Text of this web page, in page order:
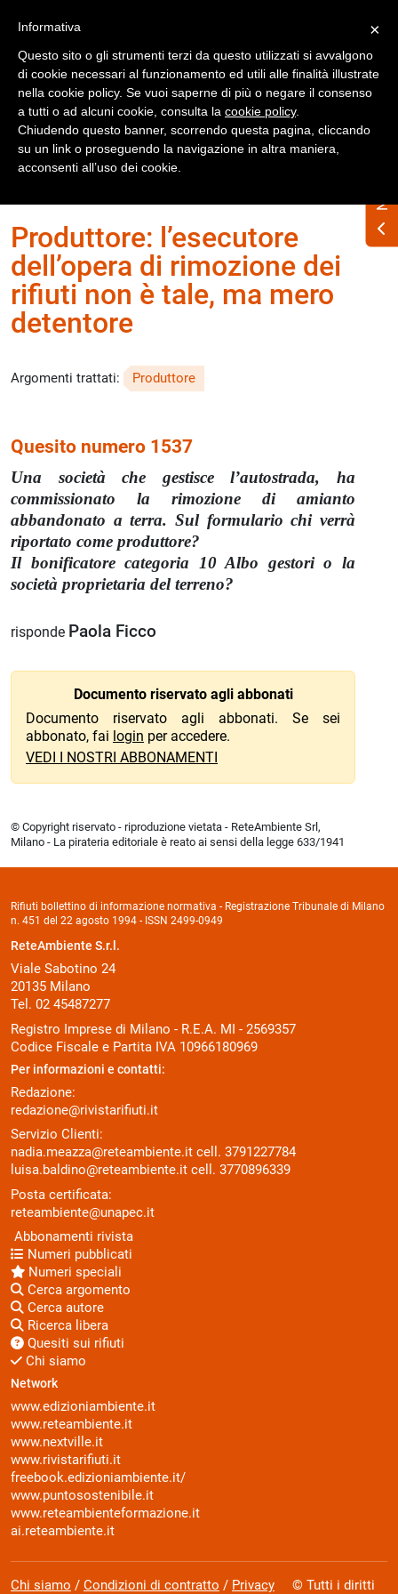
Accedi
Home
Numero Rifiuti n. 300 dicembre 2021
Quesiti
Produttore: l’esecutore
dell’opera di rimozione dei
rifiuti non è tale, ma mero
detentore
Argomenti trattati: Produttore
Quesito numero 1537
Una società che gestisce l’autostrada, ha
commissionato la rimozione di amianto
abbandonato a terra. Sul formulario chi verrà
riportato come produttore?
Il bonificatore categoria 10 Albo gestori o la
società proprietaria del terreno?
risponde Paola Ficco
Documento riservato agli abbonati
Documento riservato agli abbonati. Se sei
abbonato, fai login per accedere.
VEDI I NOSTRI ABBONAMENTI
© Copyright riservato - riproduzione vietata - ReteAmbiente Srl,
Milano - La pirateria editoriale è reato ai sensi della legge 633/1941
Rifiuti bollettino di informazione normativa - Registrazione Tribunale di Milano
n. 451 del 22 agosto 1994 - ISSN 2499-0949
ReteAmbiente S.r.l.
Viale Sabotino 24
20135 Milano
Tel. 02 45487277
Registro Imprese di Milano - R.E.A. MI - 2569357
Codice Fiscale e Partita IVA 10966180969
Per informazioni e contatti:
Redazione:
redazione@rivistarifiuti.it
Servizio Clienti:
nadia.meazza@reteambiente.it cell. 3791227784
luisa.baldino@reteambiente.it cell. 3770896339
Posta certificata:
reteambiente@unapec.it
Abbonamenti rivista
Numeri pubblicati
Numeri speciali
Cerca argomento
Cerca autore
Ricerca libera
Quesiti sui rifiuti
Chi siamo
Network
www.edizioniambiente.it
www.reteambiente.it
www.nextville.it
www.rivistarifiuti.it
freebook.edizioniambiente.it/
www.puntosostenibile.it
www.reteambienteformazione.it
ai.reteambiente.it
Chi siamo / Condizioni di contratto / Privacy © Tutti i diritti
×
Informativa
Questo sito o gli strumenti terzi da questo utilizzati si avvalgono
di cookie necessari al funzionamento ed utili alle finalità illustrate
nella cookie policy. Se vuoi saperne di più o negare il consenso
a tutti o ad alcuni cookie, consulta la cookie policy.
Chiudendo questo banner, scorrendo questa pagina, cliccando
su un link o proseguendo la navigazione in altra maniera,
acconsenti all’uso dei cookie.